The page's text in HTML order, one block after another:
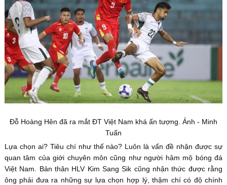
Đỗ Hoàng Hên đã ra mắt ĐT Việt Nam khá ấn tượng. Ảnh - Minh
Tuấn
Lựa chọn ai? Tiêu chí như thế nào? Luôn là vấn đề nhận được sự
quan tâm của giới chuyên môn cũng như người hâm mộ bóng đá
Việt Nam. Bản thân HLV Kim Sang Sik cũng nhận thức được rằng
ông phải đưa ra những sự lựa chọn hợp lý, thậm chí có độ chính